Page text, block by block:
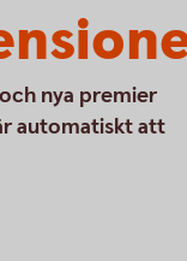
nya premier
automatiskt att